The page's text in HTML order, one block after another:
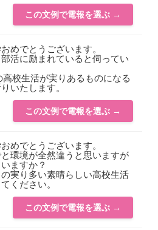
この文例で電報を選ぶ →
めでとうございます。
部活に励まれていると伺ってい
高校生活が実りあるものになる
いたします。
この文例で電報を選ぶ →
めでとうございます。
環境が全然違うと思いますが
ますか？
実り多い素晴らしい高校生活
ください。
この文例で電報を選ぶ →